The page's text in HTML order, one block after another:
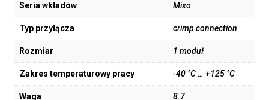
Seria wkładów Mixo
Typ przyłącza crimp connection
Rozmiar 1 moduł
Zakres temperaturowy pracy -40 °C … +125 °C
Waga 8.7